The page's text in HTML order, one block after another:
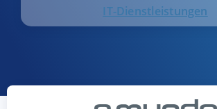
IT-Dienstleistungen